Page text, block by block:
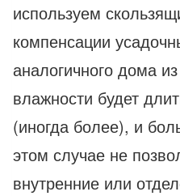
используем
компенсации
аналогичного дома
влажности будет
(иногда более), и
этом случае не
внутренние или